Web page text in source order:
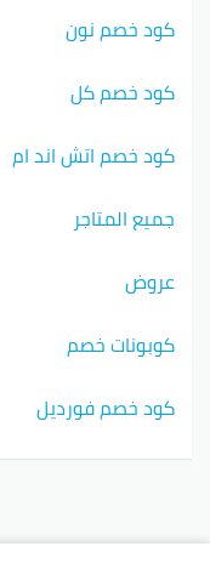
كود خصم نون
كود خصم كل
كود خصم اتش اند ام
جميع المتاجر
عروض
كوبونات خصم
كود خصم فورديل